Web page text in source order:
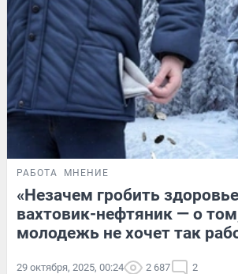
РАБОТА МНЕНИЕ
«Незачем гробить
вахтовик-нефтяник — о
молодежь не хочет так
29 октября, 2025, 00:24 2 687 2